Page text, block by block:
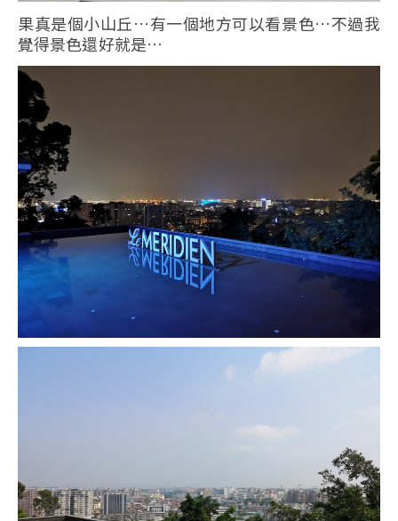
果真是個小山丘…有一個地方可以看景色…不過我
覺得景色還好就是…